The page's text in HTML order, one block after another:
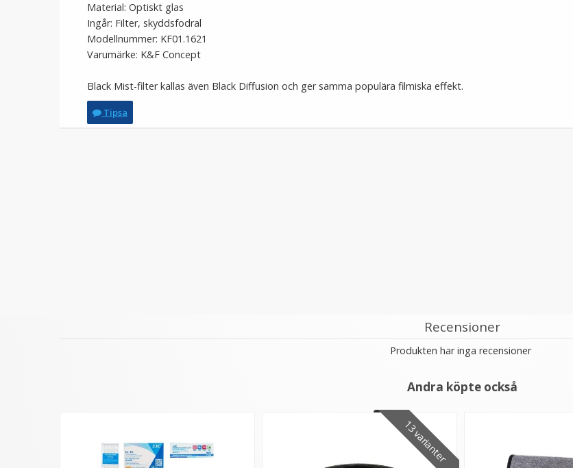
Material: Optiskt glas
Ingår: Filter, skyddsfodral
Modellnummer: KF01.1621
Varumärke: K&F Concept
Black Mist-filter kallas även Black Diffusion och ger samma populära filmiska effekt.
Tipsa
Recensioner
Produkten har inga recensioner
Andra köpte också
13 varianter